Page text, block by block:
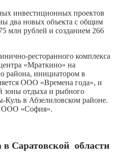
инвестиционных проектов
два новых объекта с общим
млн рублей и созданием 266
ресторанного комплекса
«Мраткино» на
района, инициатором в
ООО «Времена года», и
зоны отдыха и рыбного
Куль в Абзелиловском районе.
ООО «София».
в Саратовской области